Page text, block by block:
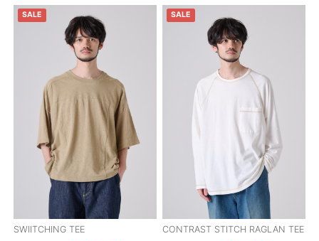
SALE
SWIITCHING TEE
SALE
CONTRAST STITCH RAGLAN TEE